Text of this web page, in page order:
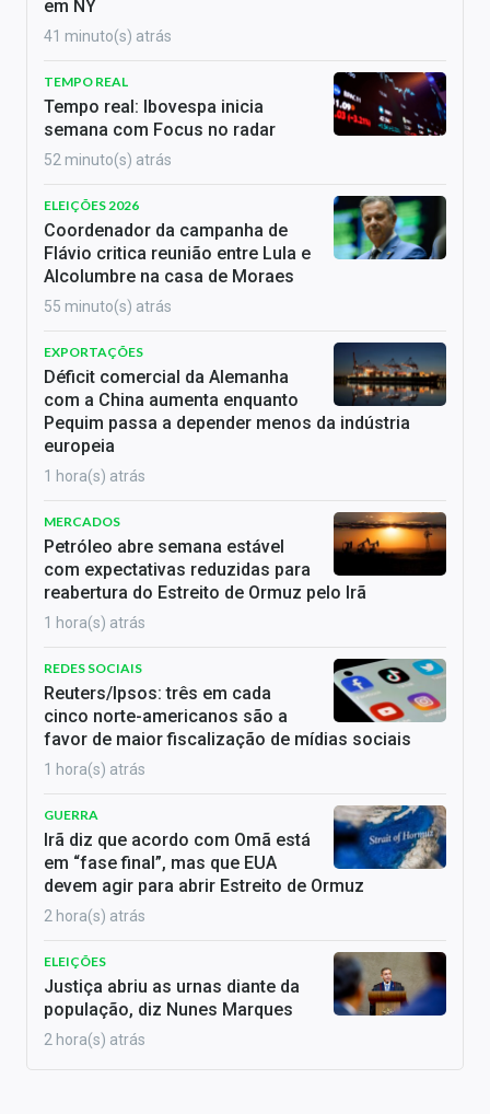
em NY
41 minuto(s) atrás
TEMPO REAL
Tempo real: Ibovespa inicia
semana com Focus no radar
52 minuto(s) atrás
ELEIÇÕES 2026
Coordenador da campanha de
Flávio critica reunião entre Lula e
Alcolumbre na casa de Moraes
55 minuto(s) atrás
EXPORTAÇÕES
Déficit comercial da Alemanha
com a China aumenta enquanto
Pequim passa a depender menos da indústria
europeia
1 hora(s) atrás
MERCADOS
Petróleo abre semana estável
com expectativas reduzidas para
reabertura do Estreito de Ormuz pelo Irã
1 hora(s) atrás
REDES SOCIAIS
Reuters/Ipsos: três em cada
cinco norte-americanos são a
favor de maior fiscalização de mídias sociais
1 hora(s) atrás
GUERRA
Irã diz que acordo com Omã está
em “fase final”, mas que EUA
devem agir para abrir Estreito de Ormuz
2 hora(s) atrás
ELEIÇÕES
Justiça abriu as urnas diante da
população, diz Nunes Marques
2 hora(s) atrás